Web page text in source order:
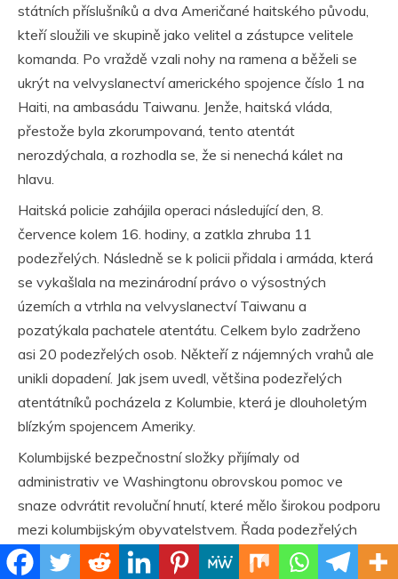
státních příslušníků a dva Američané haitského původu,
kteří sloužili ve skupině jako velitel a zástupce velitele
komanda. Po vraždě vzali nohy na ramena a běželi se
ukrýt na velvyslanectví amerického spojence číslo 1 na
Haiti, na ambasádu Taiwanu. Jenže, haitská vláda,
přestože byla zkorumpovaná, tento atentát
nerozdýchala, a rozhodla se, že si nenechá kálet na
hlavu.
Haitská policie zahájila operaci následující den, 8.
července kolem 16. hodiny, a zatkla zhruba 11
podezřelých. Následně se k policii přidala i armáda, která
se vykašlala na mezinárodní právo o výsostných
územích a vtrhla na velvyslanectví Taiwanu a
pozatýkala pachatele atentátu. Celkem bylo zadrženo
asi 20 podezřelých osob. Někteří z nájemných vrahů ale
unikli dopadení. Jak jsem uvedl, většina podezřelých
atentátníků pocházela z Kolumbie, která je dlouholetým
blízkým spojencem Ameriky.
Kolumbijské bezpečnostní složky přijímaly od
administrativ ve Washingtonu obrovskou pomoc ve
snaze odvrátit revoluční hnutí, které mělo širokou podporu
mezi kolumbijským obyvatelstvem. Řada podezřelých
Kolumbijců zapojených do atentátu byla vyškolená